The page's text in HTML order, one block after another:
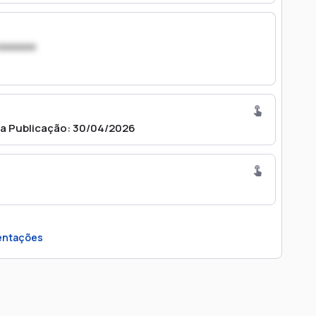
Publicação: 30/04/2026